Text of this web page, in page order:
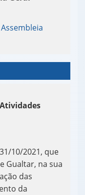
10/2021, que
Gualtar, na sua
das
da